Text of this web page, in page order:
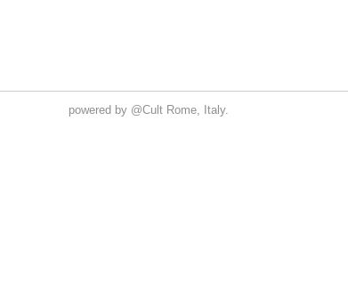
powered by @Cult Rome, Italy.